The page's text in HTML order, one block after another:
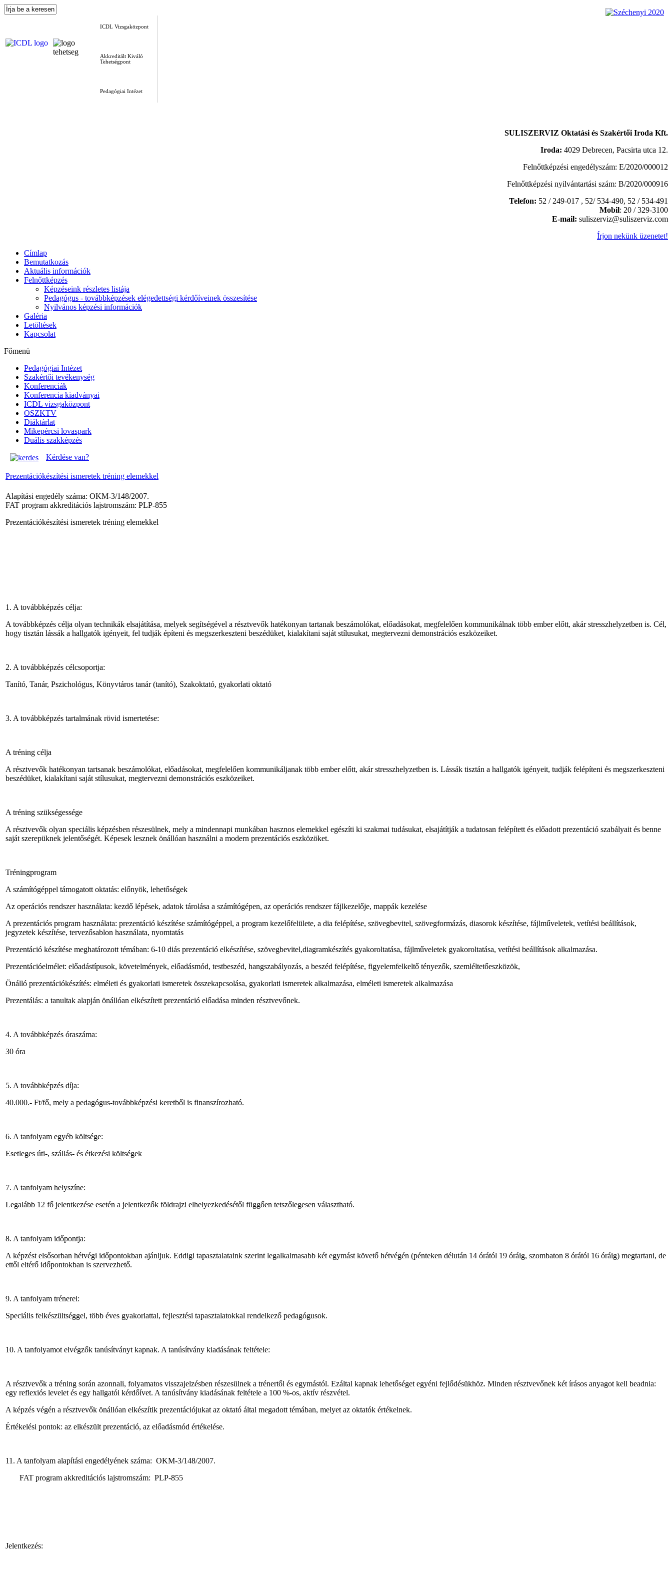
ICDL Vizsgaközpont
Akkreditált Kiváló
Tehetségpont
Pedagógiai Intézet
SULISZERVIZ Oktatási és Szakértői Iroda Kft.
Iroda: 4029 Debrecen, Pacsirta utca 12.
Felnőttképzési engedélyszám: E/2020/000012
Felnőttképzési nyilvántartási szám: B/2020/000916
Telefon: 52 / 249-017 , 52/ 534-490, 52 / 534-491
Mobil: 20 / 329-3100
E-mail: suliszerviz@suliszerviz.com
Írjon nekünk üzenetet!
Címlap
Bemutatkozás
Aktuális információk
Felnőttképzés
Képzéseink részletes listája
Pedagógus - továbbképzések elégedettségi kérdőíveinek összesítése
Nyilvános képzési információk
Galéria
Letöltések
Kapcsolat
Főmenü
Pedagógiai Intézet
Szakértői tevékenység
Konferenciák
Konferencia kiadványai
ICDL vizsgaközpont
OSZKTV
Diáktárlat
Mikepércsi lovaspark
Duális szakképzés
Kérdése van?
Prezentációkészítési ismeretek tréning elemekkel
Alapítási engedély száma: OKM-3/148/2007.
FAT program akkreditációs lajstromszám: PLP-855
Prezentációkészítési ismeretek tréning elemekkel
1. A továbbképzés célja:
A továbbképzés célja olyan technikák elsajátítása, melyek segítségével a résztvevők hatékonyan tartanak beszámolókat, előadásokat, megfelelően kommunikálnak több ember előtt, akár stresszhelyzetben is. Cél,
hogy tisztán lássák a hallgatók igényeit, fel tudják építeni és megszerkeszteni beszédüket, kialakítani saját stílusukat, megtervezni demonstrációs eszközeiket.
2. A továbbképzés célcsoportja:
Tanító, Tanár, Pszichológus, Könyvtáros tanár (tanító), Szakoktató, gyakorlati oktató
3. A továbbképzés tartalmának rövid ismertetése:
A tréning célja
A résztvevők hatékonyan tartsanak beszámolókat, előadásokat, megfelelően kommunikáljanak több ember előtt, akár stresszhelyzetben is. Lássák tisztán a hallgatók igényeit, tudják felépíteni és megszerkeszteni
beszédüket, kialakítani saját stílusukat, megtervezni demonstrációs eszközeiket.
A tréning szükségessége
A résztvevők olyan speciális képzésben részesülnek, mely a mindennapi munkában hasznos elemekkel egészíti ki szakmai tudásukat, elsajátítják a tudatosan felépített és előadott prezentáció szabályait és benne
saját szerepüknek jelentőségét. Képesek lesznek önállóan használni a modern prezentációs eszközöket.
Tréningprogram
A számítógéppel támogatott oktatás: előnyök, lehetőségek
Az operációs rendszer használata: kezdő lépések, adatok tárolása a számítógépen, az operációs rendszer fájlkezelője, mappák kezelése
A prezentációs program használata: prezentáció készítése számítógéppel, a program kezelőfelülete, a dia felépítése, szövegbevitel, szövegformázás, diasorok készítése, fájlműveletek, vetítési beállítások,
jegyzetek készítése, tervezősablon használata, nyomtatás
Prezentáció készítése meghatározott témában: 6-10 diás prezentáció elkészítése, szövegbevitel,diagramkészítés gyakoroltatása, fájlműveletek gyakoroltatása, vetítési beállítások alkalmazása.
Prezentációelmélet: előadástípusok, követelmények, előadásmód, testbeszéd, hangszabályozás, a beszéd felépítése, figyelemfelkeltő tényezők, szemléltetőeszközök,
Önálló prezentációkészítés: elméleti és gyakorlati ismeretek összekapcsolása, gyakorlati ismeretek alkalmazása, elméleti ismeretek alkalmazása
Prezentálás: a tanultak alapján önállóan elkészített prezentáció előadása minden résztvevőnek.
4. A továbbképzés óraszáma:
30 óra
5. A továbbképzés díja:
40.000.- Ft/fő, mely a pedagógus-továbbképzési keretből is finanszírozható.
6. A tanfolyam egyéb költsége:
Esetleges úti-, szállás- és étkezési költségek
7. A tanfolyam helyszíne:
Legalább 12 fő jelentkezése esetén a jelentkezők földrajzi elhelyezkedésétől függően tetszőlegesen választható.
8. A tanfolyam időpontja:
A képzést elsősorban hétvégi időpontokban ajánljuk. Eddigi tapasztalataink szerint legalkalmasabb két egymást követő hétvégén (pénteken délután 14 órától 19 óráig, szombaton 8 órától 16 óráig) megtartani, de
ettől eltérő időpontokban is szervezhető.
9. A tanfolyam trénerei:
Speciális felkészültséggel, több éves gyakorlattal, fejlesztési tapasztalatokkal rendelkező pedagógusok.
10. A tanfolyamot elvégzők tanúsítványt kapnak. A tanúsítvány kiadásának feltétele:
A résztvevők a tréning során azonnali, folyamatos visszajelzésben részesülnek a trénertől és egymástól. Ezáltal kapnak lehetőséget egyéni fejlődésükhöz. Minden résztvevőnek két írásos anyagot kell beadnia:
egy reflexiós levelet és egy hallgatói kérdőívet. A tanúsítvány kiadásának feltétele a 100 %-os, aktív részvétel.
A képzés végén a résztvevők önállóan elkészítik prezentációjukat az oktató által megadott témában, melyet az oktatók értékelnek.
Értékelési pontok: az elkészült prezentáció, az előadásmód értékelése.
11. A tanfolyam alapítási engedélyének száma: OKM-3/148/2007.
FAT program akkreditációs lajstromszám: PLP-855
Jelentkezés: